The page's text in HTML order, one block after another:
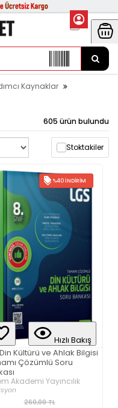
Kaynaklar
605 ürün bulundu
Stoktakiler
%40 İNDIRIM
Hızlı Bakış
Kültürü ve Ahlak Bilgisi
Çözümlü Soru
Akademi Yayıncılık
260,00 TL